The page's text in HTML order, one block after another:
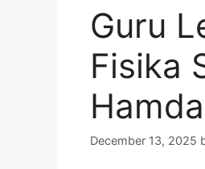
Guru
Fisika
December 13, 2025